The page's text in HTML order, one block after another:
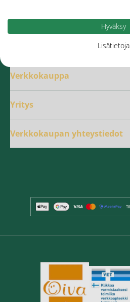
Verkkokauppa
Yritys
Verkkokaupan yhteystiedot
Hyväksy
Lisätietoja